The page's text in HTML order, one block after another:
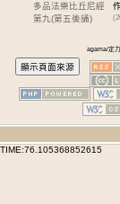
多品法樂比丘尼經
第九(第五後誦)
agama/定
TIME:76.105368852615